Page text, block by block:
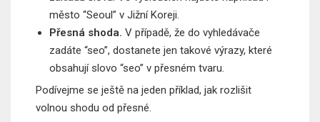
město “Seoul” v Jižní Koreji.
Přesná shoda. V případě, že do vyhledávače
zadáte “seo”, dostanete jen takové výrazy, které
obsahují slovo “seo” v přesném tvaru.
Podívejme se ještě na jeden příklad, jak rozlišit
volnou shodu od přesné.